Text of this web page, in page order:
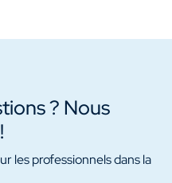
? Nous
les professionnels dans la